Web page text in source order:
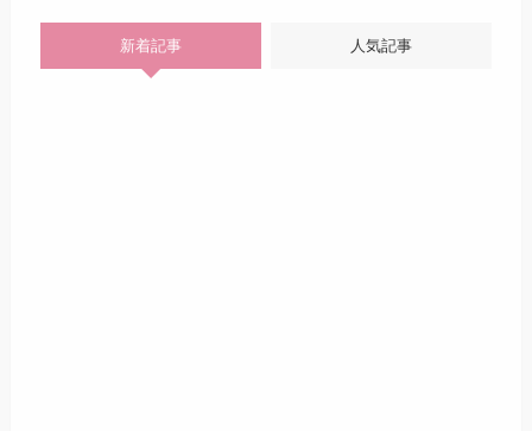
新着記事 人気記事